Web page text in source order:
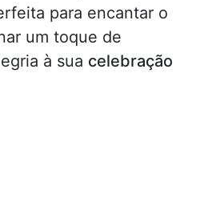
para encantar o
um toque de
à sua celebração